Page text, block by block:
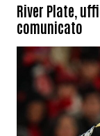
River Plate,
comunicato